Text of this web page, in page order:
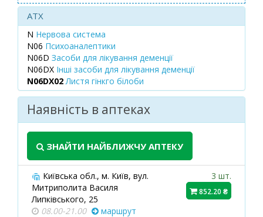
ATX
N Нервова система
N06 Психоаналептики
N06D Засоби для лікування деменції
N06DX Інші засоби для лікування деменції
N06DX02 Листя гінкго білоби
Наявність в аптеках
ЗНАЙТИ НАЙБЛИЖЧУ АПТЕКУ
Київська обл., м. Київ, вул.
Митриполита Василя
Липківського, 25
08.00-21.00
маршрут
3 шт.
852.20 ₴